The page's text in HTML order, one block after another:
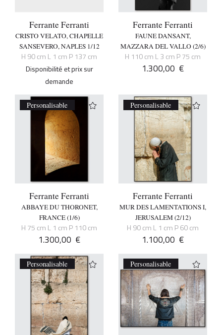
Ferrante Ferranti
CRISTO VELATO, CHAPELLE
SANSEVERO, NAPLES 1/12
H 90 cm L 1 cm P 137 cm
Disponibilité et prix sur
demande
Ferrante Ferranti
FAUNE DANSANT,
MAZZARA DEL VALLO (2/6)
H 110 cm L 3 cm P 75 cm
1.300,00 €
Personalisable
Ferrante Ferranti
ABBAYE DU THORONET,
FRANCE (1/6)
H 75 cm L 1 cm P 110 cm
1.300,00 €
Personalisable
Ferrante Ferranti
MUR DES LAMENTATIONS I,
JERUSALEM (2/12)
H 90 cm L 1 cm P 60 cm
1.100,00 €
Personalisable Personalisable